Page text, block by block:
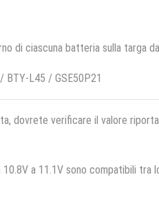
di ciascuna batteria sulla targa
BTY-L45 / GSE50P21
dovrete verificare il valore
a 11.1V sono compatibili